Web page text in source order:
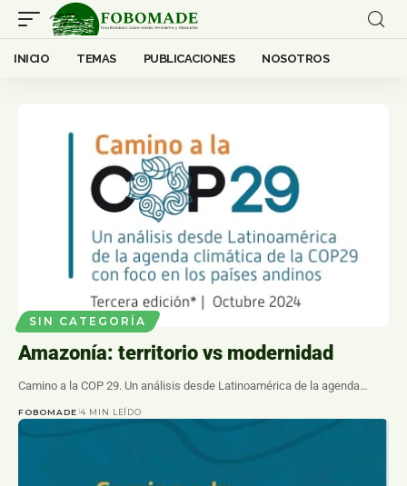
INICIO TEMAS PUBLICACIONES NOSOTROS
SIN CATEGORÍA
Amazonía: territorio vs modernidad
Camino a la COP 29. Un análisis desde Latinoamérica de la agenda…
FOBOMADE 4 MIN LEÍDO